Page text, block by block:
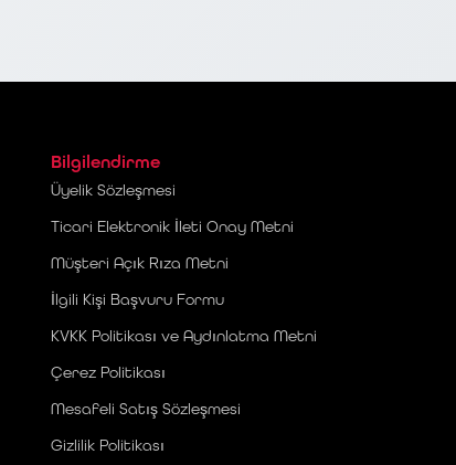
Bilgilendirme
Üyelik Sözleşmesi
Ticari Elektronik İleti Onay Metni
Müşteri Açık Rıza Metni
İlgili Kişi Başvuru Formu
KVKK Politikası ve Aydınlatma Metni
Çerez Politikası
Mesafeli Satış Sözleşmesi
Gizlilik Politikası